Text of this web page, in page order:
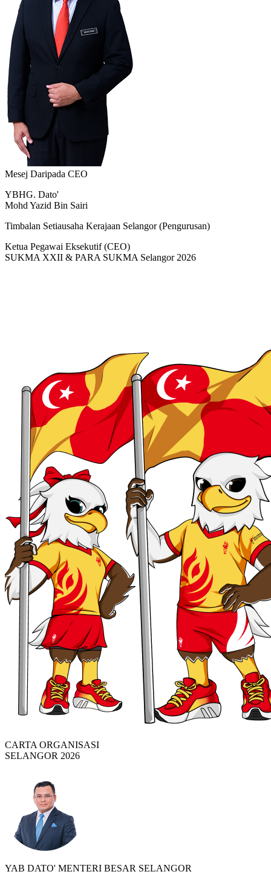
Mesej Daripada CEO
YBHG. Dato'
Mohd Yazid Bin Sairi
Timbalan Setiausaha Kerajaan Selangor (Pengurusan)
Ketua Pegawai Eksekutif (CEO)
SUKMA XXII & PARA SUKMA Selangor 2026
CARTA ORGANISASI
SELANGOR 2026
YAB DATO' MENTERI BESAR SELANGOR